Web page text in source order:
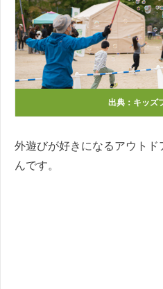
出典： キッズ
外遊びが好きになるアウトド
んです。